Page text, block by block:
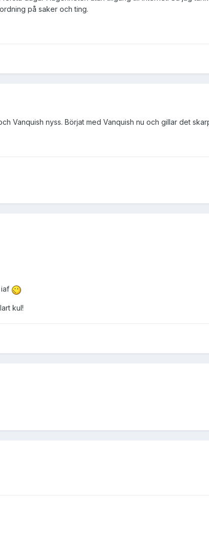
på saker och ting.
Vanquish nyss. Börjat med Vanquish nu och gillar det
kul!